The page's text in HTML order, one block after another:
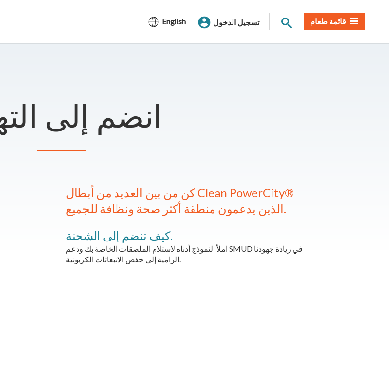
English تسجيل الدخول بحث الموقعقائمة طعام
انضم إلى
كن من بين العديد من أبطال Clean PowerCity®
الذين يدعمون منطقة أكثر صحة ونظافة للجميع.
كيف تنضم إلى الشحنة.
املأ النموذج أدناه لاستلام الملصقات الخاصة بك ودعم SMUD في ريادة جهودنا
الرامية إلى خفض الانبعاثات الكربونية.